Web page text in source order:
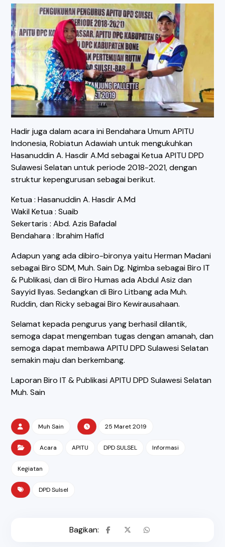
Hadir juga dalam acara ini Bendahara Umum APITU
Indonesia, Robiatun Adawiah untuk mengukuhkan
Hasanuddin A. Hasdir A.Md sebagai Ketua APITU DPD
Sulawesi Selatan untuk periode 2018-2021, dengan
struktur kepengurusan sebagai berikut.
Ketua : Hasanuddin A. Hasdir A.Md
Wakil Ketua : Suaib
Sekertaris : Abd. Azis Bafadal
Bendahara : Ibrahim Hafid
Adapun yang ada dibiro-bironya yaitu Herman Madani
sebagai Biro SDM, Muh. Sain Dg. Ngimba sebagai Biro IT
& Publikasi, dan di Biro Humas ada Abdul Asiz dan
Sayyid Ilyas. Sedangkan di Biro Litbang ada Muh.
Ruddin, dan Ricky sebagai Biro Kewirausahaan.
Selamat kepada pengurus yang berhasil dilantik,
semoga dapat mengemban tugas dengan amanah, dan
semoga dapat membawa APITU DPD Sulawesi Selatan
semakin maju dan berkembang.
Laporan Biro IT & Publikasi APITU DPD Sulawesi Selatan
Muh. Sain
Muh Sain 25 Maret 2019
Acara APITU DPD SULSEL Informasi
Kegiatan
DPD Sulsel